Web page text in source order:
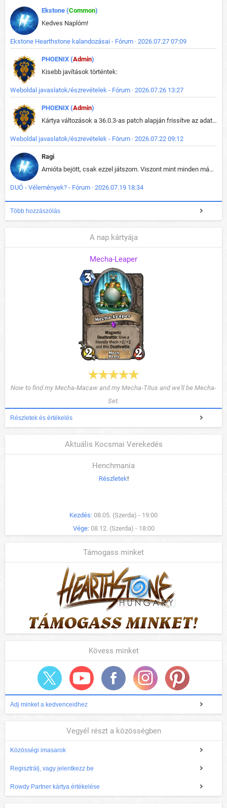
Ekstone (Common)
Kedves Naplóm!
Ekstone Hearthstone kalandozásai - Fórum · 2026.07.27 07:09
PHOENIX (Admin)
Kisebb javítások történtek:
Weboldal javaslatok/észrevételek - Fórum · 2026.07.26 13:27
PHOENIX (Admin)
Kártya változások a 36.0.3-as patch alapján frissítve az adatbázisban (képek is cserélve).
Weboldal javaslatok/észrevételek - Fórum · 2026.07.22 09:12
Ragi
Amióta bejött, csak ezzel játszom. Viszont mint minden más - akár az alapjáték is, ez is baromira összetett lett. Néha már pár kör után is esélytelen az egész. Vagy irreállisan túltápol valaki, vagy lelép a partner, vagy csak hülye mint a segg. És amikor eljönne az én időm, na akkor jön el mindenki másé is. Engem jobban érdekelne, hogy ki milyen ratingen szokott játszani. Na ez lenne egy érdekes adat.
DUÓ - Vélemények? - Fórum · 2026.07.19 18:34
Több hozzászólás
A nap kártyája
Mecha-Leaper
Now to find my Mecha-Macaw and my Mecha-Titus and we'll be Mecha-
Set.
Részletek és értékelés
Aktuális Kocsmai Verekedés
Henchmania
Részletek!
Kezdés: 08.05. (Szerda) - 19:00
Vége: 08.12. (Szerda) - 18:00
Támogass minket
Kövess minket
Adj minket a kedvenceidhez
Vegyél részt a közösségben
Közösségi imasarok
Regisztrálj, vagy jelentkezz be
Rowdy Partner kártya értékelése